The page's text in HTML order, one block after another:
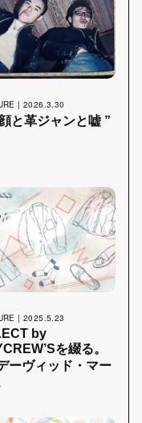
、
ップ。
| 2026.3.30
と革ジャンと嘘 ”
| 2025.5.23
by
を綴る。
ーヴィッド・マー